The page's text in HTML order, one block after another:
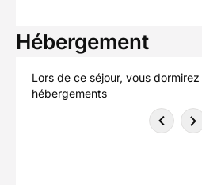
Hébergement
Lors de ce séjour, vous
hébergements